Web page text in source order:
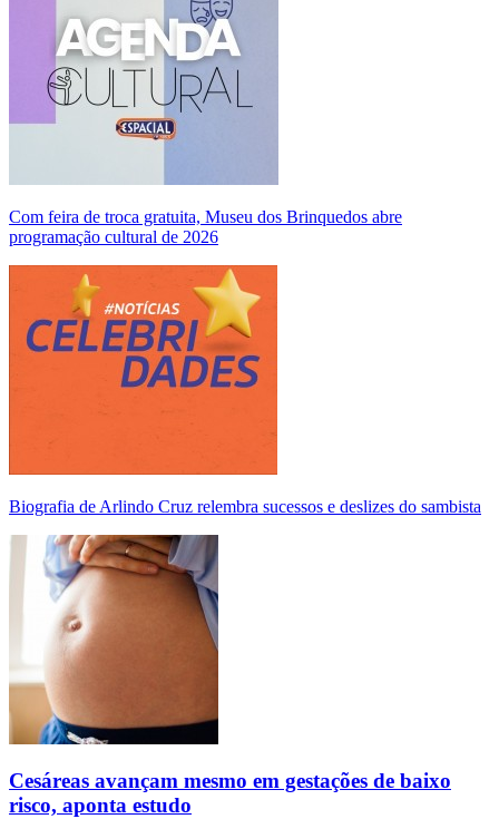
Com feira de troca gratuita, Museu dos Brinquedos abre
programação cultural de 2026
Biografia de Arlindo Cruz relembra sucessos e deslizes do sambista
Cesáreas avançam mesmo em gestações de baixo
risco, aponta estudo